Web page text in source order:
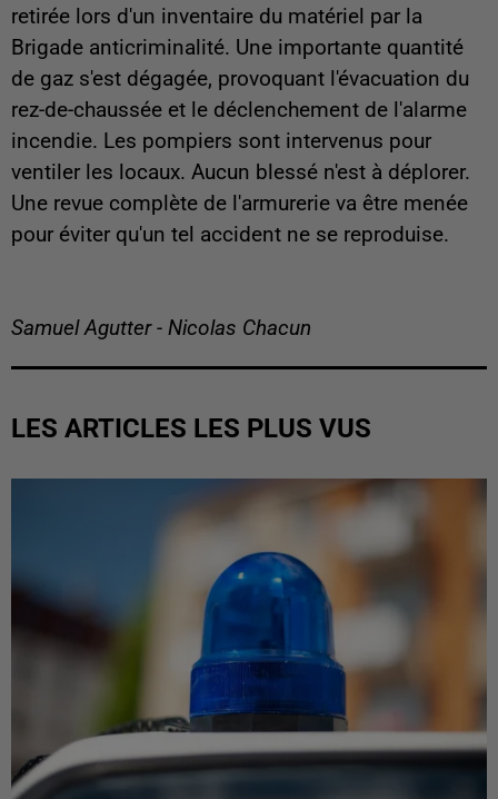
retirée lors d'un inventaire du matériel par la
Brigade anticriminalité. Une importante quantité
de gaz s'est dégagée, provoquant l'évacuation du
rez-de-chaussée et le déclenchement de l'alarme
incendie. Les pompiers sont intervenus pour
ventiler les locaux. Aucun blessé n'est à déplorer.
Une revue complète de l'armurerie va être menée
pour éviter qu'un tel accident ne se reproduise.
Samuel Agutter - Nicolas Chacun
LES ARTICLES LES PLUS VUS